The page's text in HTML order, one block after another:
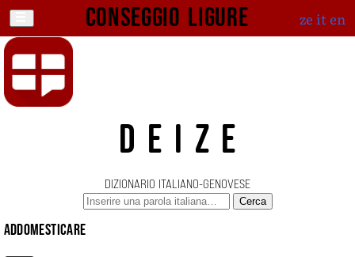
Conseggio ligure ze iten
DEIZE
DIZIONARIO ITALIANO-GENOVESE
Cerca
addomesticare